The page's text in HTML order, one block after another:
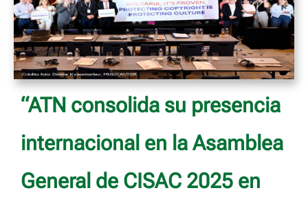
“ATN consolida su presencia
internacional en la Asamblea
General de CISAC 2025 en